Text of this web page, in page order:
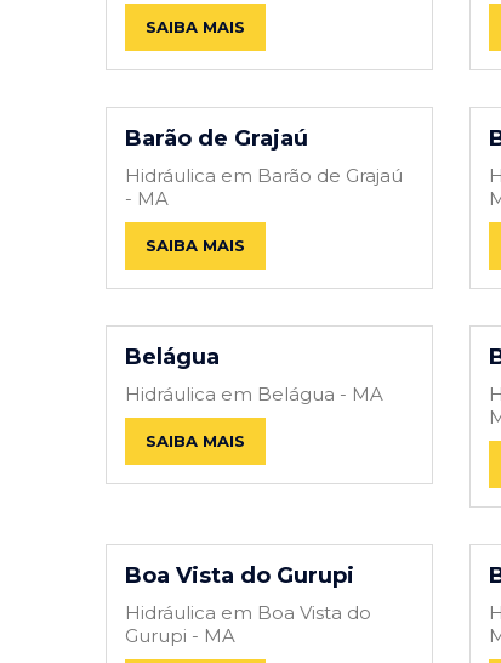
SAIBA MAIS
Barão de Grajaú
Hidráulica em Barão de Grajaú
- MA
SAIBA MAIS
Belágua
Hidráulica em Belágua - MA
SAIBA MAIS
Boa Vista do Gurupi
Hidráulica em Boa Vista do
Gurupi - MA